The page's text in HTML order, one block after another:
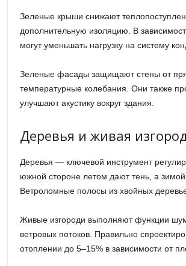
Зеленые крыши снижают
дополнительную изоляцию. В
могут уменьшать нагрузку на систему
Зеленые фасады защищают стены от
температурные колебания. Они также
улучшают акустику вокруг здания.
Деревья и живая
Деревья — ключевой инструмент
южной стороне летом дают тень, а
Ветроломные полосы из хвойных
Живые изгороди выполняют функции
ветровых потоков. Правильно
отоплении до 5–15% в зависимости от